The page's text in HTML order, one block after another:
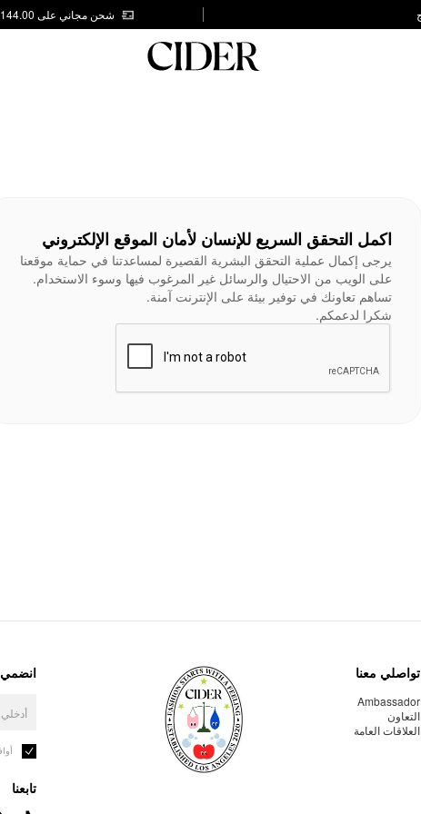
شحن مجاني على AED 144.00
اكمل التحقق السريع للإنسان لأمان الموقع الإلكتروني
يرجى إكمال عملية التحقق البشرية القصيرة لمساعدتنا في حماية موقعنا
على الويب من الاحتيال والرسائل غير المرغوب فيها وسوء الاستخدام.
تساهم تعاونك في توفير بيئة على الإنترنت آمنة.
شكرا لدعمكم.
تواصلي معنا
Ambassador
التعاون
العلاقات العامة
انضمي
تابعنا